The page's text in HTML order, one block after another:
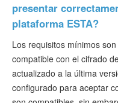
presentar
plataforma ESTA?
Los requisitos mínimos
compatible con el cifrado
actualizado a la última
configurado para aceptar